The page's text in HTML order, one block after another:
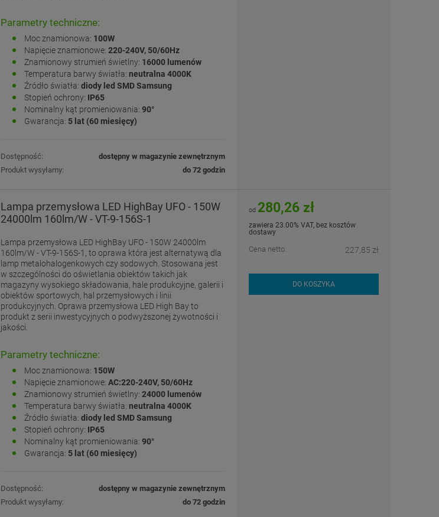
Parametry techniczne:
Moc znamionowa: 100W
Napięcie znamionowe: 220-240V, 50/60Hz
Znamionowy strumień świetlny: 16000 lumenów
Temperatura barwy światła: neutralna 4000K
Źródło światła: diody led SMD Samsung
Stopień ochrony: IP65
Nominalny kąt promieniowania: 90°
Gwarancja: 5 lat (60 miesięcy)
Dostępność:
dostępny w magazynie zewnętrznym
Produkt wysyłamy:
do 72 godzin
Lampa przemysłowa LED HighBay UFO - 150W
24000lm 160lm/W - VT-9-156S-1
Lampa przemysłowa LED HighBay UFO - 150W 24000lm
160lm/W - VT-9-156S-1, to oprawa która jest alternatywą dla
lamp metalohalogenkowych czy sodowych. Stosowana jest
w szczególności do oświetlania obiektów takich jak
magazyny wysokiego składowania, hale produkcyjne, galerii i
obiektów sportowych, hal przemysłowych i linii
produkcyjnych. Oprawa przemysłowa LED High Bay to
produkt z serii inwestycyjnych o podwyższonej żywotności i
jakości.
Parametry techniczne:
Moc znamionowa: 150W
Napięcie znamionowe: AC:220-240V, 50/60Hz
Znamionowy strumień świetlny: 24000 lumenów
Temperatura barwy światła: neutralna 4000K
Źródło światła: diody led SMD Samsung
Stopień ochrony: IP65
Nominalny kąt promieniowania: 90°
Gwarancja: 5 lat (60 miesięcy)
Dostępność:
dostępny w magazynie zewnętrznym
Produkt wysyłamy:
do 72 godzin
od 280,26 zł
zawiera 23.00% VAT, bez kosztów
dostawy
Cena netto: 227,85 zł
DO KOSZYKA